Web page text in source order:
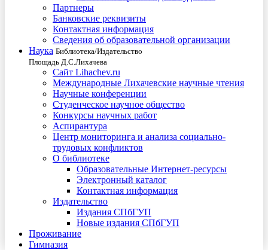
Партнеры
Банковские реквизиты
Контактная информация
Сведения об образовательной организации
Наука Библиотека/Издательство
Площадь Д.С.Лихачева
Сайт Lihachev.ru
Международные Лихачевские научные чтения
Научные конференции
Студенческое научное общество
Конкурсы научных работ
Аспирантура
Центр мониторинга и анализа социально-
трудовых конфликтов
О библиотеке
Образовательные Интернет-ресурсы
Электронный каталог
Контактная информация
Издательство
Издания СПбГУП
Новые издания СПбГУП
Проживание
Гимназия